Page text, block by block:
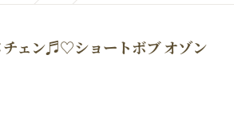
チェン♬︎♡ショートボブ オゾン